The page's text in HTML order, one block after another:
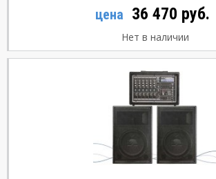
цена 36 470 руб.
Нет в наличии